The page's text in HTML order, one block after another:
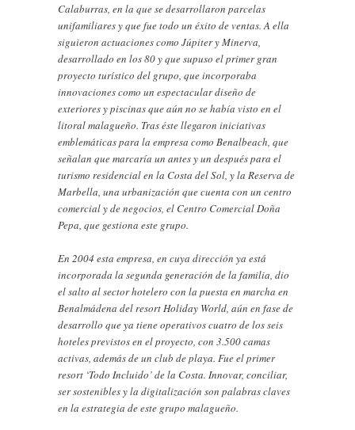
Calaburras, en la que se desarrollaron parcelas
unifamiliares y que fue todo un éxito de ventas. A ella
siguieron actuaciones como Júpiter y Minerva,
desarrollado en los 80 y que supuso el primer gran
proyecto turístico del grupo, que incorporaba
innovaciones como un espectacular diseño de
exteriores y piscinas que aún no se había visto en el
litoral malagueño. Tras éste llegaron iniciativas
emblemáticas para la empresa como Benalbeach, que
señalan que marcaría un antes y un después para el
turismo residencial en la Costa del Sol, y la Reserva de
Marbella, una urbanización que cuenta con un centro
comercial y de negocios, el Centro Comercial Doña
Pepa, que gestiona este grupo.
En 2004 esta empresa, en cuya dirección ya está
incorporada la segunda generación de la familia, dio
el salto al sector hotelero con la puesta en marcha en
Benalmádena del resort Holiday World, aún en fase de
desarrollo que ya tiene operativos cuatro de los seis
hoteles previstos en el proyecto, con 3.500 camas
activas, además de un club de playa. Fue el primer
resort ‘Todo Incluido’ de la Costa. Innovar, conciliar,
ser sostenibles y la digitalización son palabras claves
en la estrategia de este grupo malagueño.